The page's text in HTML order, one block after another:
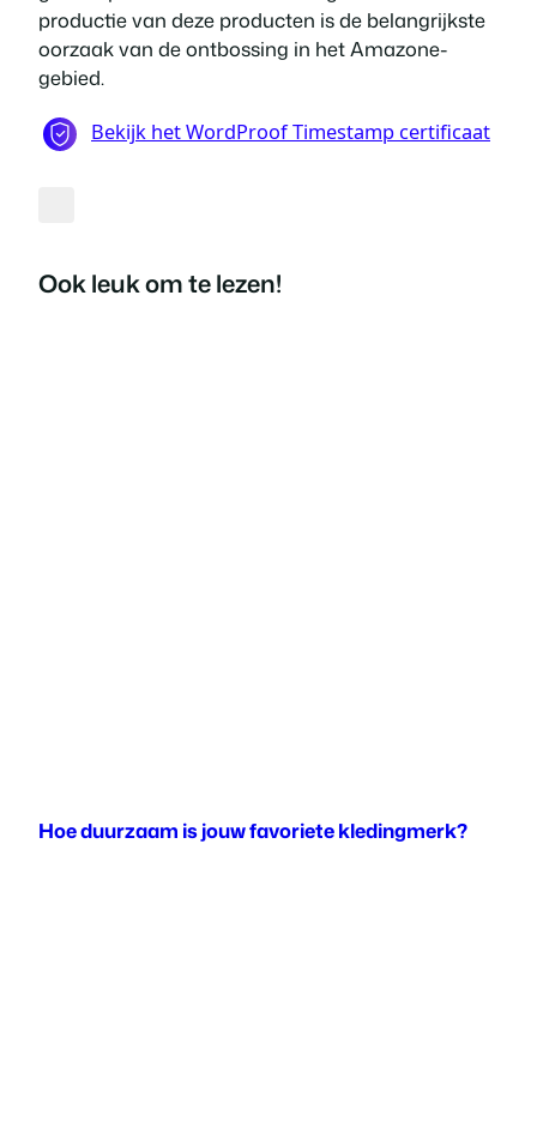
productie van deze producten is de belangrijkste
oorzaak van de ontbossing in het Amazone-
gebied.
Ook leuk om te lezen!
Hoe duurzaam is jouw favoriete kledingmerk?